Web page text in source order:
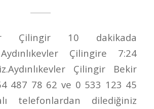
Çilingir 10 dakikada
Aydınlıkevler Çilingire 7:24
Çilingir Bekir
487 78 62 ve 0 533 123 45
telefonlardan dilediğiniz